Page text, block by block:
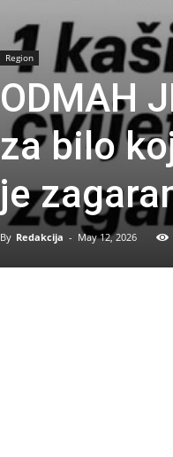
Region
ODMAH
za bilo
je
By Redakcija - May 12, 2026